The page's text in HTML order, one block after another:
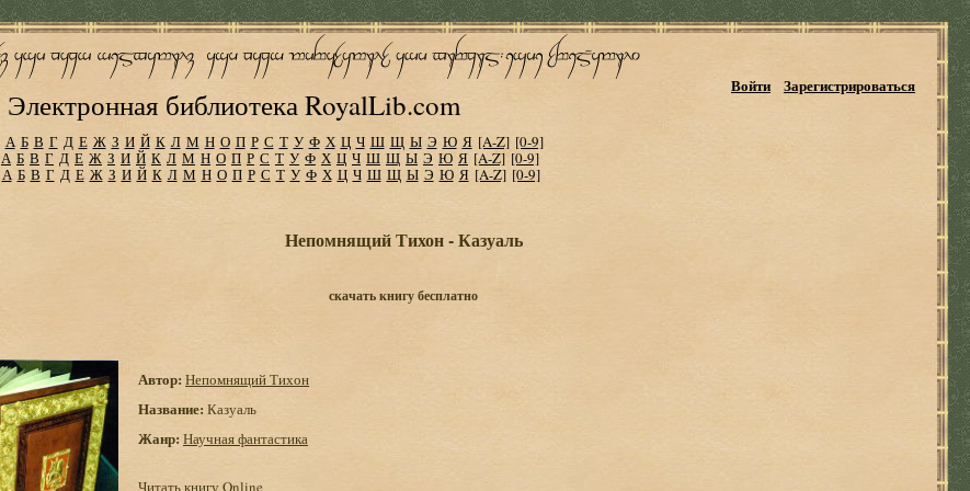
Электронная библиотека RoyalLib.com
Войти Зарегистрироваться
А Б В Г Д Е Ж З И Й К Л М Н О П Р С Т У Ф Х Ц Ч Ш Щ Ы Э Ю Я [A-Z] [0-9]
А Б В Г Д Е Ж З И Й К Л М Н О П Р С Т У Ф Х Ц Ч Ш Щ Ы Э Ю Я [A-Z] [0-9]
А Б В Г Д Е Ж З И Й К Л М Н О П Р С Т У Ф Х Ц Ч Ш Щ Ы Э Ю Я [A-Z] [0-9]
Непомнящий Тихон - Казуаль
скачать книгу бесплатно
Автор: Непомнящий Тихон
Название: Казуаль
Жанр: Научная фантастика
Читать книгу Online